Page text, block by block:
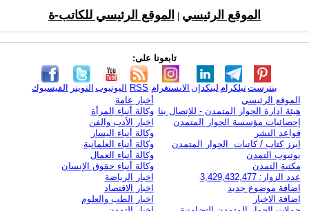
الموقع الرئيسي الموقع الرئيسي للكاتب-ة
تابعونا على:
الفيسبوك التويتر اليوتيوب RSS الانستغرام لينكدإن تيلكرامبنترست
الموقع الرئيسي
هيئة ادارة الحوار المتمدن - للإتصال بنا
إحصائيات مؤسسة الحوار المتمدن
قواعد النشر
ابرز كتاب / كاتبات الحوار المتمدن
يوتيوب التمدن
مكتبة التمدن
عدد الزوار: 3,429,432,477
اضافة موضوع جديد
اضافة الاخبار
أخبار عامة
وكالة أنباء المرأة
اخبار الأدب والفن
وكالة أنباء اليسار
وكالة أنباء العلمانية
وكالة أنباء العمال
وكالة أنباء حقوق الإنسان
اخبار الرياضة
اخبار الاقتصاد
اخبار الطب والعلوم